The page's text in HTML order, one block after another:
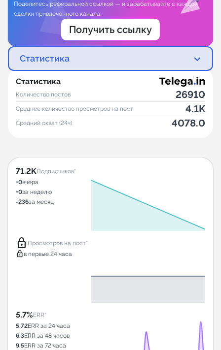
Поделитесь реферальной ссылкой — и зарабатывайте с каждой
сделки привлечённого канала.
Получить ссылку
Статистика
Статистика
Количество постов 26910
Среднее количество просмотров на пост 4.1K
Средний охват (24ч) 4078.0
71.2KПодписчиков*
+0вчера
+0за неделю
-236за месяц
lock Просмотров на пост*
lock в первые 24 часа
5.7%ERR*
5.72ERR за 24 часа
6.3ERR за 48 часов
9.5ERR за 72 часа